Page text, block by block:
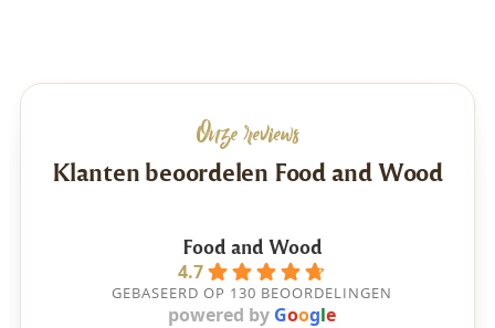
Onze reviews
Klanten beoordelen Food and Wood
Food and Wood
4.7
GEBASEERD OP 130 BEOORDELINGEN
powered by Google